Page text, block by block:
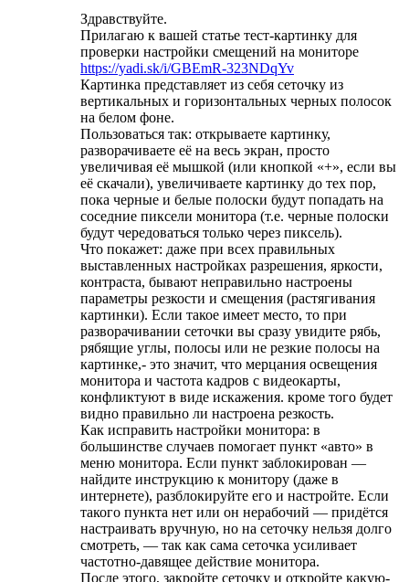
Здравствуйте.
Прилагаю к вашей статье тест-картинку для
проверки настройки смещений на мониторе
https://yadi.sk/i/GBEmR-323NDqYv
Картинка представляет из себя сеточку из
вертикальных и горизонтальных черных полосок
на белом фоне.
Пользоваться так: открываете картинку,
разворачиваете её на весь экран, просто
увеличивая её мышкой (или кнопкой «+», если вы
её скачали), увеличиваете картинку до тех пор,
пока черные и белые полоски будут попадать на
соседние пиксели монитора (т.е. черные полоски
будут чередоваться только через пиксель).
Что покажет: даже при всех правильных
выставленных настройках разрешения, яркости,
контраста, бывают неправильно настроены
параметры резкости и смещения (растягивания
картинки). Если такое имеет место, то при
разворачивании сеточки вы сразу увидите рябь,
рябящие углы, полосы или не резкие полосы на
картинке,- это значит, что мерцания освещения
монитора и частота кадров с видеокарты,
конфликтуют в виде искажения. кроме того будет
видно правильно ли настроена резкость.
Как исправить настройки монитора: в
большинстве случаев помогает пункт «авто» в
меню монитора. Если пункт заблокирован —
найдите инструкцию к монитору (даже в
интернете), разблокируйте его и настройте. Если
такого пункта нет или он нерабочий — придётся
настраивать вручную, но на сеточку нельзя долго
смотреть, — так как сама сеточка усиливает
частотно-давящее действие монитора.
После этого, закройте сеточку и откройте какую-